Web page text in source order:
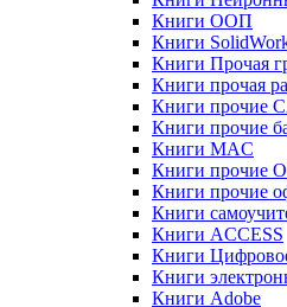
Книги ООП
Книги
Книги Прочая
Книги прочая
Книги прочие
Книги прочие
Книги MAC
Книги прочие
Книги прочие
Книги
Книги ACCESS
Книги
Книги
Книги Adobe